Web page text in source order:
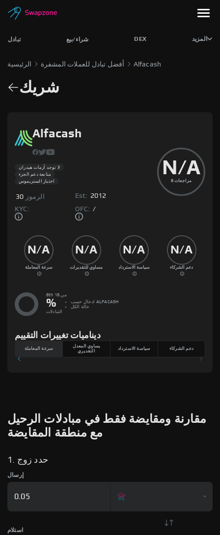
تبادل شراء/بيع DEX المزيد
الرئيسية أفضل تبادل للعملات المشفرة Alfacash
شريك
Alfacash
لا توجد أزمات هيدران
متابعة دعم الجزء
اختبار الستريموس
N/A
8 مراجعات
الرموز 30 Est: 2012
KYC:
OFC: /
N/A
سرعة المعاملة
N/A
مساوي للتقديرات
N/A
سياسة الاسترداد
N/A
دعم الشركاء
8th من 18
%
التبادلات
ادخال حسب
ALFACASH
حالة الكل
ديناميات تغييرات التقييم
سرعة المعاملة
يساوي المعدل
التقديري
سياسة الاسترداد دعم الشركاء
مقارنة ومقايضة فقط في مبادلات الرحيل
مع منطقة المقايضة
1. حدد زوج
إرسال
استلام